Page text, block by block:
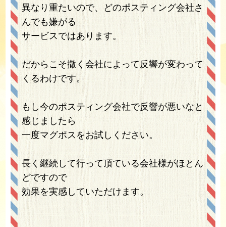
異なり重たいので、どのポスティング会社さ
んでも嫌がる
サービスではあります。
だからこそ撒く会社によって反響が変わって
くるわけです。
もし今のポスティング会社で反響が悪いなと
感じましたら
一度マグポスをお試しください。
長く継続して行って頂ている会社様がほとん
どですので
効果を実感していただけます。